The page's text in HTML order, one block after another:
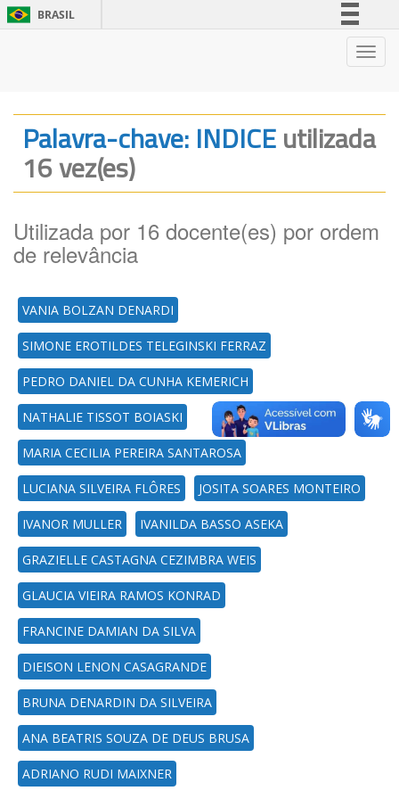
BRASIL
Legislação
Palavra-chave: INDICEutilizada
16 vez(es)
Utilizada por 16 docente(es) por ordem
de relevância
VANIA BOLZAN DENARDI
SIMONE EROTILDES TELEGINSKI FERRAZ
PEDRO DANIEL DA CUNHA KEMERICH
NATHALIE TISSOT BOIASKI
MARIA CECILIA PEREIRA SANTAROSA
LUCIANA SILVEIRA FLÔRES JOSITA SOARES MONTEIRO
IVANOR MULLER IVANILDA BASSO ASEKA
GRAZIELLE CASTAGNA CEZIMBRA WEIS
GLAUCIA VIEIRA RAMOS KONRAD
FRANCINE DAMIAN DA SILVA
DIEISON LENON CASAGRANDE
BRUNA DENARDIN DA SILVEIRA
ANA BEATRIS SOUZA DE DEUS BRUSA
ADRIANO RUDI MAIXNER